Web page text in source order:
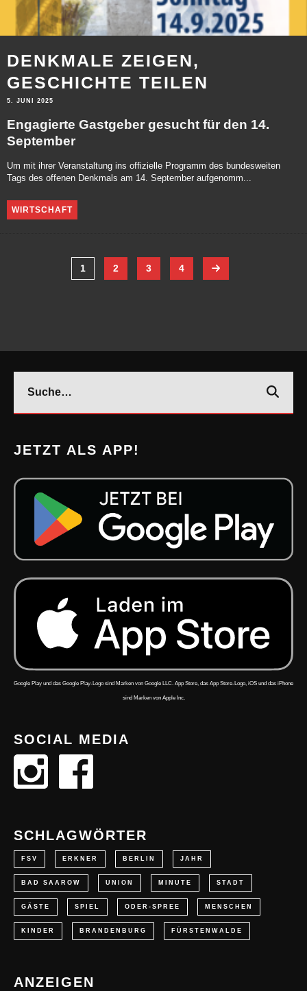
DENKMALE ZEIGEN,
GESCHICHTE TEILEN
5. JUNI 2025
Engagierte Gastgeber gesucht für den 14.
September
Um mit ihrer Veranstaltung ins offizielle Programm des bundesweiten
Tags des offenen Denkmals am 14. September aufgenomm...
WIRTSCHAFT
1 2 3 4
JETZT ALS APP!
Google Play und das Google Play-Logo sind Marken von Google LLC. App Store, das App Store-Logo, iOS und das iPhone
sind Marken von Apple Inc.
SOCIAL MEDIA
SCHLAGWÖRTER
FSV ERKNER BERLIN JAHR
BAD SAAROW UNION MINUTE STADT
GÄSTE SPIEL ODER-SPREE MENSCHEN
KINDER BRANDENBURG FÜRSTENWALDE
ANZEIGEN